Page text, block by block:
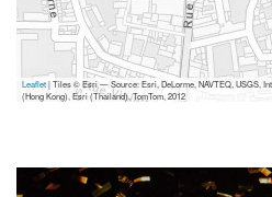
Leaflet| Tiles © Esri — Source: Esri, DeLorme, NAVTEQ, USGS,
(Hong Kong), Esri (Thailand), TomTom, 2012